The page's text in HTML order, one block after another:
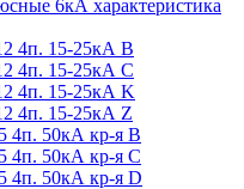
6кА характеристика
4п. 15-25кА B
4п. 15-25кА C
4п. 15-25кА K
4п. 15-25кА Z
4п. 50кА кр-я B
4п. 50кА кр-я C
4п. 50кА кр-я D